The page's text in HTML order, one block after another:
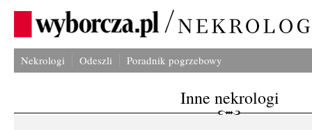
Nekrologi Odeszli Poradnik pogrzebowy
Inne nekrologi